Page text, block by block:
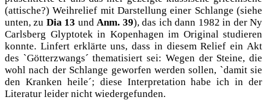
(attische?) Weihrelief mit Darstellung einer Schlange (siehe
unten, zu Dia 13 undAnm. 39), das ich dann 1982 in der Ny
Carlsberg Glyptotek in Kopenhagen im Original studieren
konnte. Linfert erklärte uns, dass in diesem Relief ein Akt
des `Götterzwangs´ thematisiert sei: Wegen der Steine, die
wohl nach der Schlange geworfen werden sollen, `damit sie
den Kranken heile´; diese Interpretation habe ich in der
Literatur leider nicht wiedergefunden.